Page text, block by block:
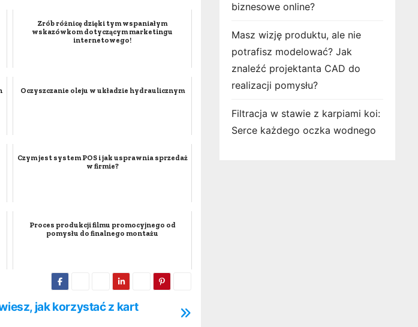
Zrób różnicę dzięki tym wspaniałym
wskazówkom dotyczącym marketingu
internetowego!
Oczyszczanie oleju w układzie hydraulicznym
Czym jest system POS i jak usprawnia sprzedaż
w firmie?
Proces produkcji filmu promocyjnego od
pomysłu do finalnego montażu
jak korzystać z kart
biznesowe online?
Masz wizję produktu, ale nie
potrafisz modelować? Jak
znaleźć projektanta CAD do
realizacji pomysłu?
Filtracja w stawie z karpiami koi:
Serce każdego oczka wodnego